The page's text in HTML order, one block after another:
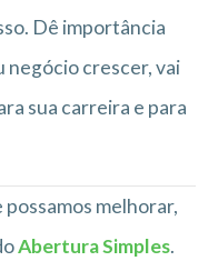
Dê importância
negócio crescer, vai
sua carreira e para
melhorar,
Abertura Simples.